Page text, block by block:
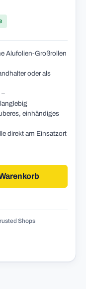
Alufolien-Großrollen
oder als
einhändiges
direkt am Einsatzort
Shops